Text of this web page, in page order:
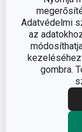
Adatvédelmi
az
gombra.